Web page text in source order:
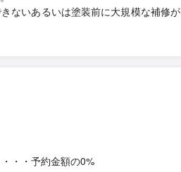
ないあるいは塗装前に大規模な補修が
・・・予約金額の0%